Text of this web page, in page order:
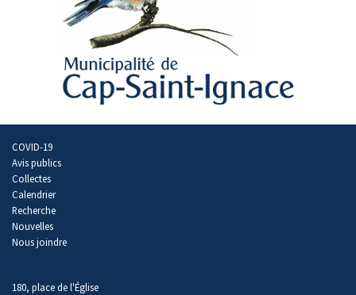
COVID-19
Avis publics
Collectes
Calendrier
Recherche
Nouvelles
Nous joindre
180, place de l'Église